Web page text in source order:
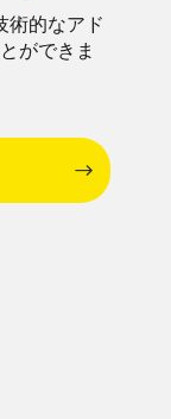
術的なアド
ができま